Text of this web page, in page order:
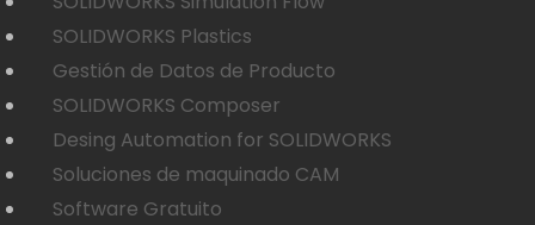
SOLIDWORKS Plastics
Gestión de Datos de Producto
SOLIDWORKS Composer
Desing Automation for SOLIDWORKS
Soluciones de maquinado CAM
Software Gratuito